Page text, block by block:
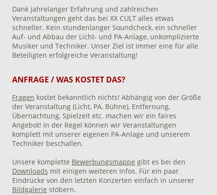
Dank jahrelanger Erfahrung und zahlreichen
Veranstaltungen geht das bei XX CULT alles etwas
schneller. Kein stundenlanger Soundcheck, ein schneller
Auf- und Abbau der Licht- und PA-Anlage, unkomplizierte
Musiker und Techniker. Unser Ziel ist immer eine für alle
Beteiligten erfolgreiche Veranstaltung!
ANFRAGE / WAS KOSTET DAS?
Fragen kostet bekanntlich nichts! Abhängig von der Größe
der Veranstaltung (Licht, PA, Bühne), Entfernung,
Übernachtung, Spielzeit etc. machen wir ein faires
Angebot! In der Regel können wir Veranstaltungen
komplett mit unserer eigenen PA-Anlage und unserem
Techniker beschallen.
Unsere komplette Bewerbungsmappe gibt es bei den
Downloads mit einigen weiteren Infos. Für ein paar
Eindrücke von den letzten Konzerten einfach in unserer
Bildgalerie stöbern.